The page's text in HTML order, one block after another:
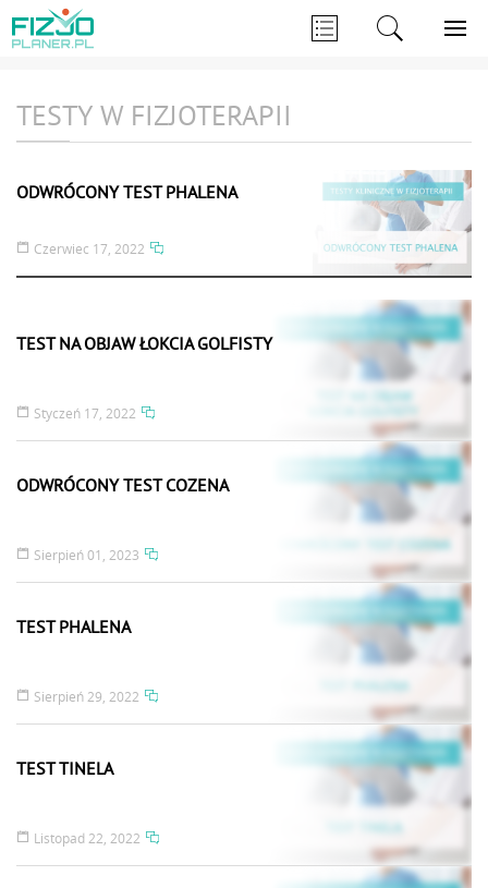
TESTY W FIZJOTERAPII
ODWRÓCONY TEST PHALENA
Czerwiec 17, 2022
TEST NA OBJAW ŁOKCIA GOLFISTY
Styczeń 17, 2022
ODWRÓCONY TEST COZENA
Sierpień 01, 2023
TEST PHALENA
Sierpień 29, 2022
TEST TINELA
Listopad 22, 2022